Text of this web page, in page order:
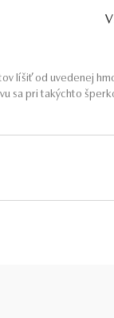
líšiť od uvedenej
sa pri takýchto